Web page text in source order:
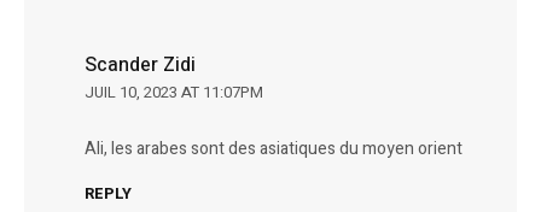
Scander Zidi
JUIL 10, 2023 AT 11:07PM
Ali, les arabes sont des asiatiques du moyen orient
REPLY